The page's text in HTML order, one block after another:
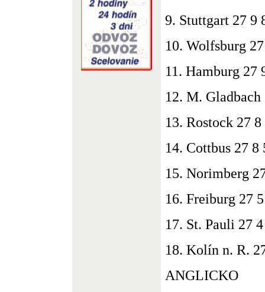
9. Stuttgart 27 9
10. Wolfsburg
11. Hamburg 27
12. M.
13. Rostock 27
14. Cottbus 27 8
15. Norimberg
16. Freiburg 27
17. St. Pauli 27
18. Kolín n. R.
ANGLICKO